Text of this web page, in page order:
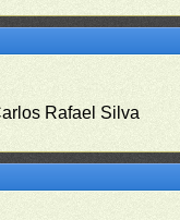
Rafael Silva